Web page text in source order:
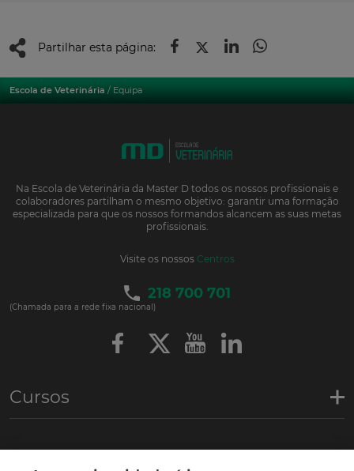
Partilhar esta página:
Escola de Veterinária / Equipa
Na Escola de Veterinária da Master D todos os nossos profissionais e
colaboradores partilham o mesmo objetivo: garantir uma formação
especializada para que os nossos formandos alcancem as suas metas
profissionais.
Visite os nossos Centros
218 700 701
(Chamada para a rede fixa nacional)
Cursos